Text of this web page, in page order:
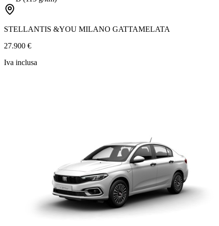
STELLANTIS &YOU MILANO GATTAMELATA
27.900 €
Iva inclusa